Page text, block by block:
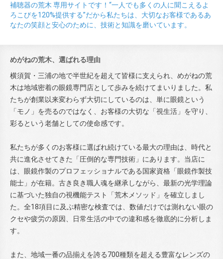
補聴器の荒木 専用サイトです！“一人でも多くの人に聞こえるよ
ろこびを120%提供する”だから私たちは、大切なお客様であるあ
なたの笑顔と安心のために、技術と知識を磨いています。
めがねの荒木、選ばれる理由
横須賀・三浦の地で半世紀を超えて皆様に支えられ、めがねの荒
木は地域密着の眼鏡専門店として歩みを続けてまいりました。私
たちが創業以来変わらず大切にしているのは、単に眼鏡という
「モノ」を売るのではなく、お客様の大切な「視生活」を守り、
彩るという老舗としての使命感です。
私たちが多くのお客様に選ばれ続けている最大の理由は、時代と
共に進化させてきた「圧倒的な専門技術」にあります。当店に
は、眼鏡作製のプロフェッショナルである国家資格「眼鏡作製技
能士」が在籍。古き良き職人魂を継承しながら、最新の光学理論
に基づいた独自の視機能テスト「荒木メソッド」を確立しまし
た。全18項目に及ぶ精密な検査では、数値だけでは測れない眼の
クセや疲労の原因、日常生活の中での違和感を徹底的に分析しま
す。
また、地域一番の品揃えを誇る700種類を超える豊富なレンズの